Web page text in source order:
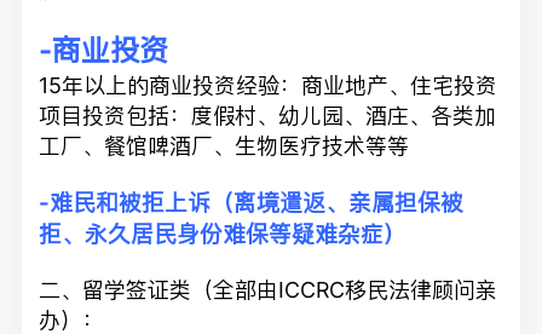
-商业投资
15年以上的商业投资经验：商业地产、住宅投资
项目投资包括：度假村、幼儿园、酒庄、各类加
工厂、餐馆啤酒厂、生物医疗技术等等
-难民和被拒上诉（离境遣返、亲属担保被
拒、永久居民身份难保等疑难杂症）
二、留学签证类（全部由ICCRC移民法律顾问亲
办）：